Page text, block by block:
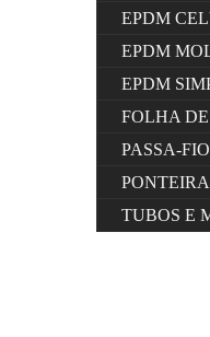
EPDM
EPDM
EPDM
FOLHA
PASSA-
TUBOS E